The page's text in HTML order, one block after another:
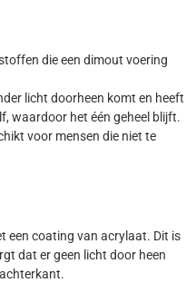
die een dimout voering
licht doorheen komt en heeft
waardoor het één geheel blijft.
voor mensen die niet te
een coating van acrylaat. Dit is
dat er geen licht door heen